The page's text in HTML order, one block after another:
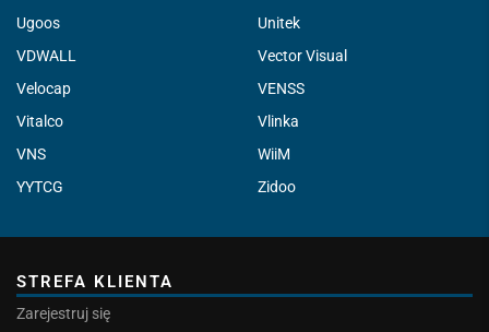
Ugoos
Unitek
VDWALL
Vector Visual
Velocap
VENSS
Vitalco
Vlinka
VNS
WiiM
YYTCG
Zidoo
STREFA KLIENTA
Zarejestruj się